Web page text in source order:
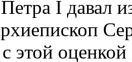
I давал
этой